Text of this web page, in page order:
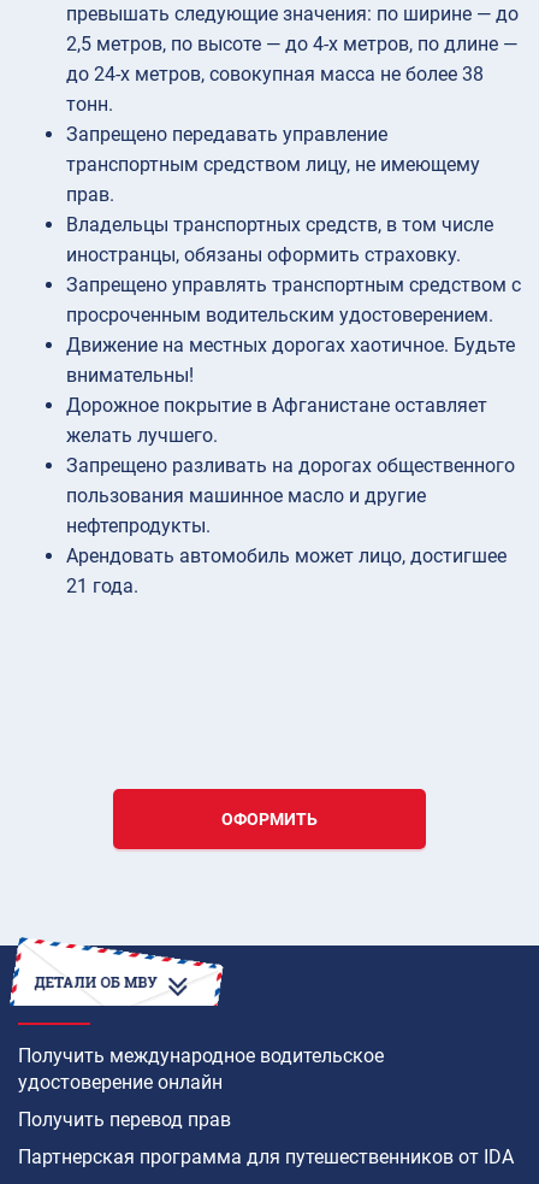
превышать следующие значения: по ширине — до
2,5 метров, по высоте — до 4-х метров, по длине —
до 24-х метров, совокупная масса не более 38
тонн.
Запрещено передавать управление
транспортным средством лицу, не имеющему
прав.
Владельцы транспортных средств, в том числе
иностранцы, обязаны оформить страховку.
Запрещено управлять транспортным средством с
просроченным водительским удостоверением.
Движение на местных дорогах хаотичное. Будьте
внимательны!
Дорожное покрытие в Афганистане оставляет
желать лучшего.
Запрещено разливать на дорогах общественного
пользования машинное масло и другие
нефтепродукты.
Арендовать автомобиль может лицо, достигшее
21 года.
ОФОРМИТЬ
КАК
Получить международное водительское
удостоверение онлайн
Получить перевод прав
Партнерская программа для путешественников от IDA